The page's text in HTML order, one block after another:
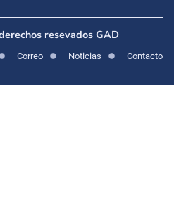
resevados GAD
Correo Noticias Contacto